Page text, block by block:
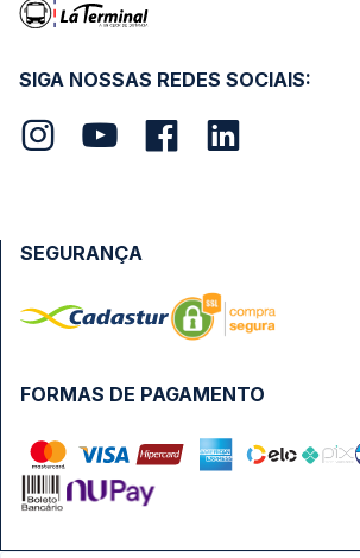
SIGA NOSSAS REDES SOCIAIS:
FORMAS DE PAGAMENTO
SEGURANÇA